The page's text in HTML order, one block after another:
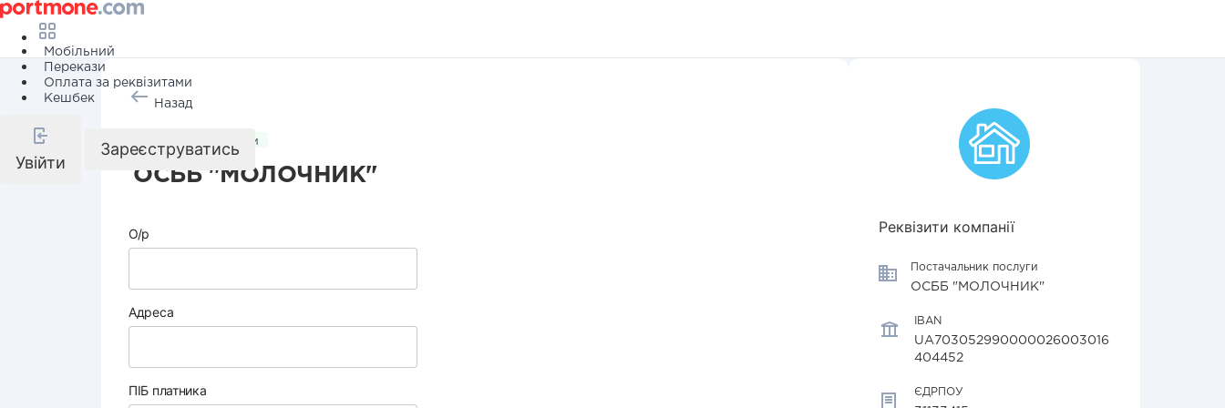
Мобільний
Перекази
Оплата за реквізитами
Кешбек
Увійти
Зареєструватись
Назад
Комунальні послуги
ОСББ "МОЛОЧНИК"
О/р
Адреса
ПІБ платника
Реквізити компанії
Постачальник послуги
ОСББ "МОЛОЧНИК"
IBAN
UA703052990000026003016
404452
ЄДРПОУ